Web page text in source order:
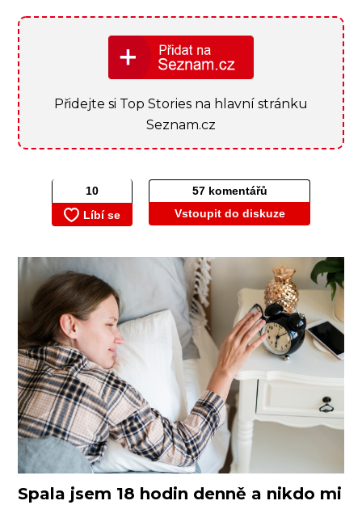
Přidejte si Top Stories na hlavní stránku
Seznam.cz
57 komentářů
Vstoupit do diskuze
Spala jsem 18 hodin denně a nikdo mi